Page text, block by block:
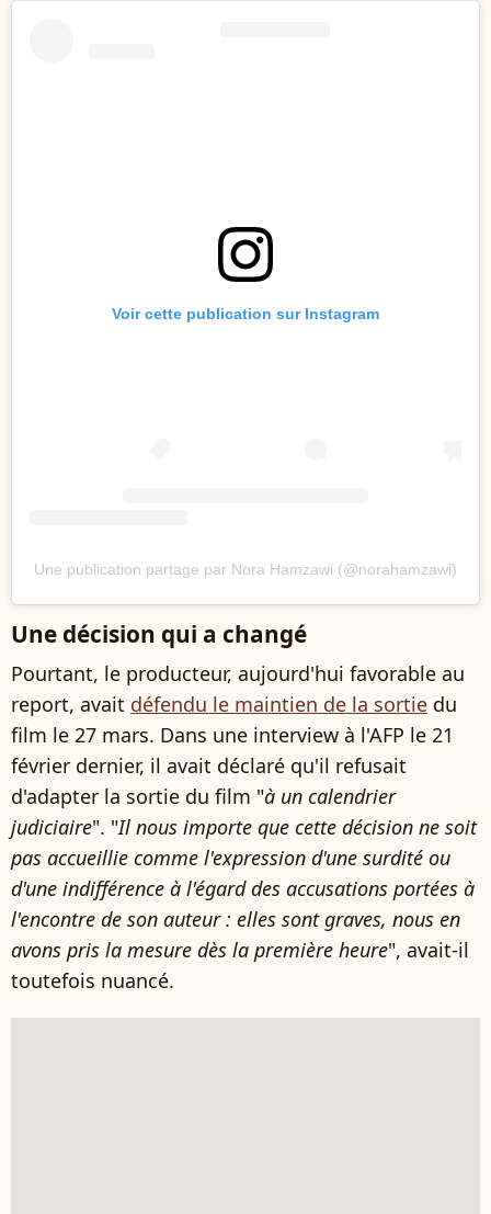
Voir cette publication sur Instagram
Une publication partage par Nora Hamzawi (@norahamzawi)
Une décision qui a changé
Pourtant, le producteur, aujourd'hui favorable au
report, avait défendu le maintien de la sortie du
film le 27 mars. Dans une interview à l'AFP le 21
février dernier, il avait déclaré qu'il refusait
d'adapter la sortie du film "à un calendrier
judiciaire". "Il nous importe que cette décision ne soit
pas accueillie comme l'expression d'une surdité ou
d'une indifférence à l'égard des accusations portées à
l'encontre de son auteur : elles sont graves, nous en
avons pris la mesure dès la première heure", avait-il
toutefois nuancé.